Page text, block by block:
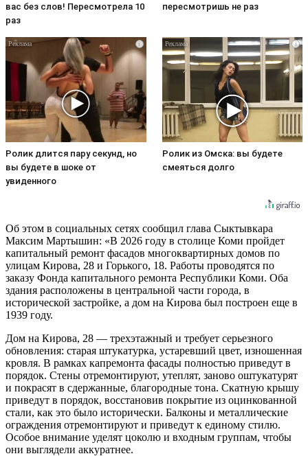
вас без слов! Пересмотрела 10
раз
пересмотришь не раз
i
Ролик длится пару секунд, но
вы будете в шоке от
увиденного
i
Ролик из Омска: вы будете
смеяться долго
Об этом в социальных сетях сообщил глава Сыктывкара
Максим Мартышин: «В 2026 году в столице Коми пройдет
капитальный ремонт фасадов многоквартирных домов по
улицам Кирова, 28 и Горького, 18. Работы проводятся по
заказу Фонда капитального ремонта Республики Коми. Оба
здания расположены в центральной части города, в
исторической застройке, а дом на Кирова был построен еще в
1939 году.
Дом на Кирова, 28 — трехэтажный и требует серьезного
обновления: старая штукатурка, устаревший цвет, изношенная
кровля. В рамках капремонта фасады полностью приведут в
порядок. Стены отремонтируют, утеплят, заново оштукатурят
и покрасят в сдержанные, благородные тона. Скатную крышу
приведут в порядок, восстановив покрытие из оцинкованной
стали, как это было исторически. Балконы и металлические
ограждения отремонтируют и приведут к единому стилю.
Особое внимание уделят цоколю и входным группам, чтобы
они выглядели аккуратнее.